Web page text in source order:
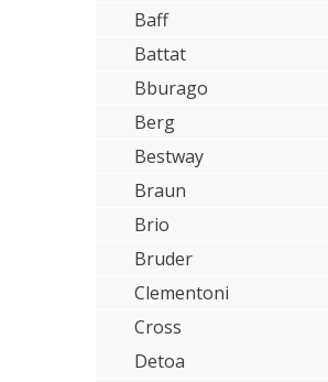
Baff
Battat
Bburago
Berg
Bestway
Braun
Brio
Bruder
Clementoni
Cross
Detoa